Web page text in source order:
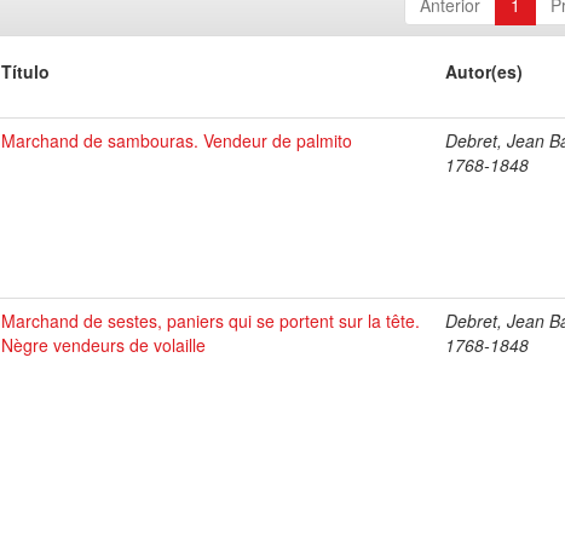
Anterior 1
Título Autor(es)
Marchand de sambouras. Vendeur de palmito
Debret, Jean
1768-1848
Marchand de sestes, paniers qui se portent sur la tête.
Nègre vendeurs de volaille
Debret, Jean
1768-1848